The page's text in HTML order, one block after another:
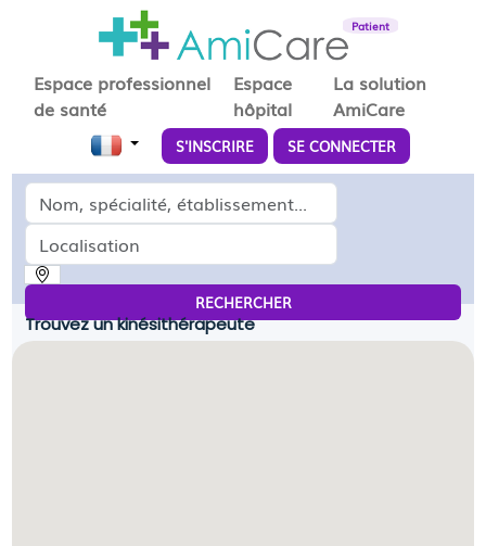
Patient
Espace professionnel
de santé
Espace
hôpital
La solution
AmiCare
S'INSCRIRE SE CONNECTER
Médecin, spécialité, établissement...
Localisation
RECHERCHER
Trouvez un kinésithérapeute